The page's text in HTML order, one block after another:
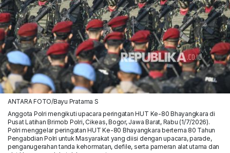
ANTARA FOTO/Bayu Pratama S
Anggota Polri mengikuti upacara peringatan HUT Ke-80 Bhayangkara di
Pusat Latihan Brimob Polri, Cikeas, Bogor, Jawa Barat, Rabu (1/7/2026).
Polri menggelar peringatan HUT Ke-80 Bhayangkara bertema 80 Tahun
Pengabdian Polri untuk Masyarakat yang diisi dengan upacara, parade,
penganugerahan tanda kehormatan, defile, serta pameran alat utama dan